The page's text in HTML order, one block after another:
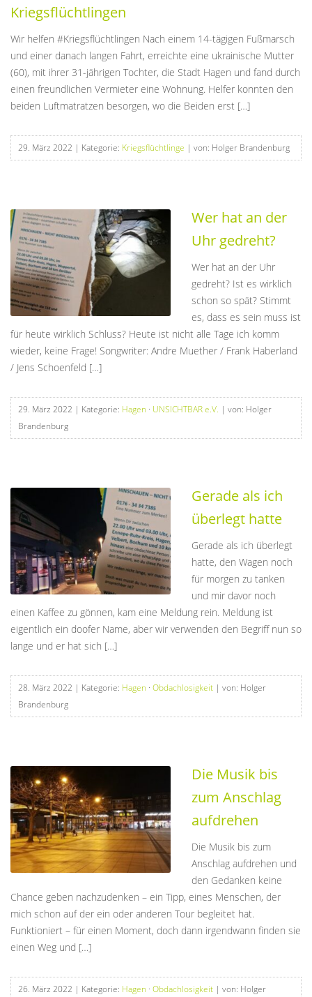
Kriegsflüchtlingen
Wir helfen #Kriegsflüchtlingen Nach einem 14-tägigen Fußmarsch
und einer danach langen Fahrt, erreichte eine ukrainische Mutter
(60), mit ihrer 31-jährigen Tochter, die Stadt Hagen und fand durch
einen freundlichen Vermieter eine Wohnung. Helfer konnten den
beiden Luftmatratzen besorgen, wo die Beiden erst […]
29. März 2022 | Kategorie: Kriegsflüchtlinge | von: Holger Brandenburg
Wer hat an der
Uhr gedreht?
Wer hat an der Uhr
gedreht? Ist es wirklich
schon so spät? Stimmt
es, dass es sein muss ist
für heute wirklich Schluss? Heute ist nicht alle Tage ich komm
wieder, keine Frage! Songwriter: Andre Muether / Frank Haberland
/ Jens Schoenfeld […]
29. März 2022 | Kategorie: Hagen · UNSICHTBAR e.V. | von: Holger
Brandenburg
Gerade als ich
überlegt hatte
Gerade als ich überlegt
hatte, den Wagen noch
für morgen zu tanken
und mir davor noch
einen Kaffee zu gönnen, kam eine Meldung rein. Meldung ist
eigentlich ein doofer Name, aber wir verwenden den Begriff nun so
lange und er hat sich […]
28. März 2022 | Kategorie: Hagen · Obdachlosigkeit | von: Holger
Brandenburg
Die Musik bis
zum Anschlag
aufdrehen
Die Musik bis zum
Anschlag aufdrehen und
den Gedanken keine
Chance geben nachzudenken – ein Tipp, eines Menschen, der
mich schon auf der ein oder anderen Tour begleitet hat.
Funktioniert – für einen Moment, doch dann irgendwann finden sie
einen Weg und […]
26. März 2022 | Kategorie: Hagen · Obdachlosigkeit | von: Holger